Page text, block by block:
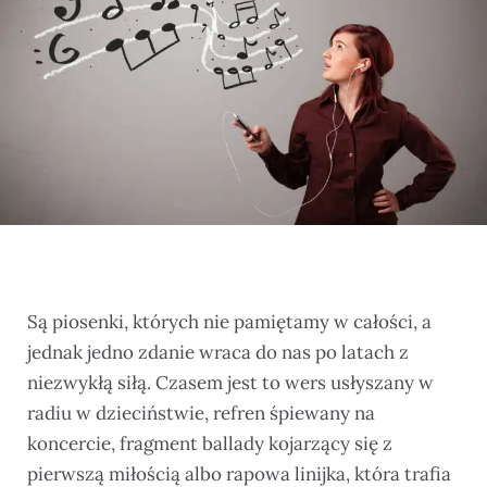
Są piosenki, których nie pamiętamy w całości, a
jednak jedno zdanie wraca do nas po latach z
niezwykłą siłą. Czasem jest to wers usłyszany w
radiu w dzieciństwie, refren śpiewany na
koncercie, fragment ballady kojarzący się z
pierwszą miłością albo rapowa linijka, która trafia